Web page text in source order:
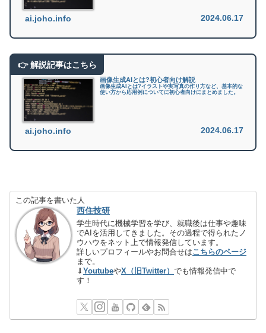
ai.joho.info 2024.06.17
画像生成AIとは?初心者向け解説
画像生成AIとは?イラストや実写真の作り方など、基本的な
使い方から応用例についてに初心者向けにまとめました。
ai.joho.info 2024.06.17
この記事を書いた人
西住技研
学生時代に機械学習を学び、就職後は仕事や趣味
でAIを活用してきました。その過程で得られたノ
ウハウをネット上で情報発信しています。
詳しいプロフィールやお問合せはこちらのページ
まで。
⇓ YoutubeやX（旧Twitter）でも情報発信中で
す！